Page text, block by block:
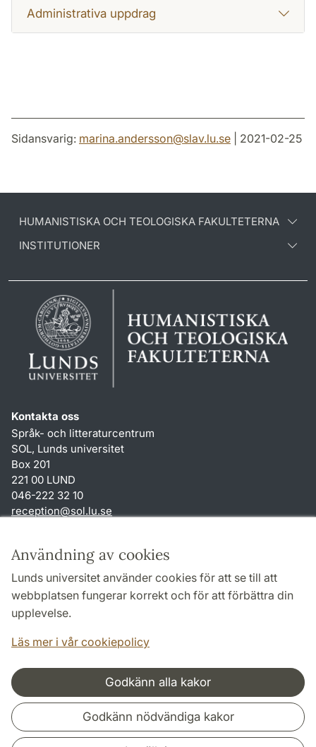
Användning av cookies
Lunds universitet använder cookies för att se till att
webbplatsen fungerar korrekt och för att förbättra din
upplevelse.
Läs mer i vår cookiepolicy
Godkänn alla kakor
Godkänn nödvändiga kakor
Administrativa uppdrag
Sidansvarig: marina.andersson@slav.lu.se | 2021-02-25
HUMANISTISKA OCH TEOLOGISKA FAKULTETERNA
INSTITUTIONER
Kontakta oss
Språk- och litteraturcentrum
SOL, Lunds universitet
Box 201
221 00 LUND
046-222 32 10
reception@sol.lu.se
Genvägar
Om webbplatsen och cookies
Behandling av personuppgifter
Tillgänglighetsredogörelse
Samarbeten och nätverk